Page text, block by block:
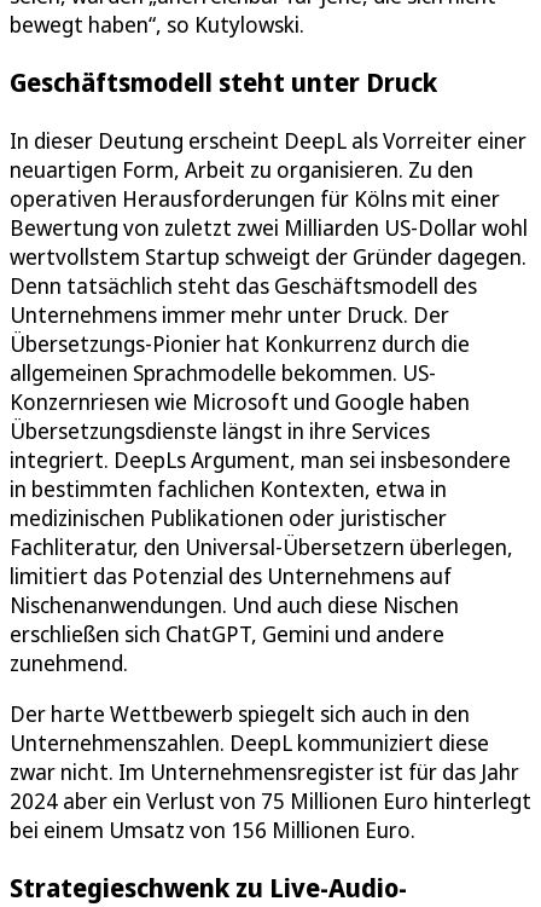
bewegt haben“, so Kutylowski.
Geschäftsmodell steht unter Druck
In dieser Deutung erscheint DeepL als Vorreiter einer
neuartigen Form, Arbeit zu organisieren. Zu den
operativen Herausforderungen für Kölns mit einer
Bewertung von zuletzt zwei Milliarden US-Dollar wohl
wertvollstem Startup schweigt der Gründer dagegen.
Denn tatsächlich steht das Geschäftsmodell des
Unternehmens immer mehr unter Druck. Der
Übersetzungs-Pionier hat Konkurrenz durch die
allgemeinen Sprachmodelle bekommen. US-
Konzernriesen wie Microsoft und Google haben
Übersetzungsdienste längst in ihre Services
integriert. DeepLs Argument, man sei insbesondere
in bestimmten fachlichen Kontexten, etwa in
medizinischen Publikationen oder juristischer
Fachliteratur, den Universal-Übersetzern überlegen,
limitiert das Potenzial des Unternehmens auf
Nischenanwendungen. Und auch diese Nischen
erschließen sich ChatGPT, Gemini und andere
zunehmend.
Der harte Wettbewerb spiegelt sich auch in den
Unternehmenszahlen. DeepL kommuniziert diese
zwar nicht. Im Unternehmensregister ist für das Jahr
2024 aber ein Verlust von 75 Millionen Euro hinterlegt
bei einem Umsatz von 156 Millionen Euro.
Strategieschwenk zu Live-Audio-